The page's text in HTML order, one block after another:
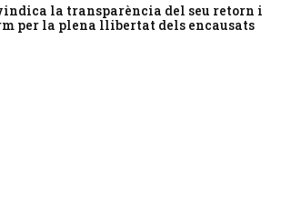
la transparència del seu retorn i
per la plena llibertat dels encausats